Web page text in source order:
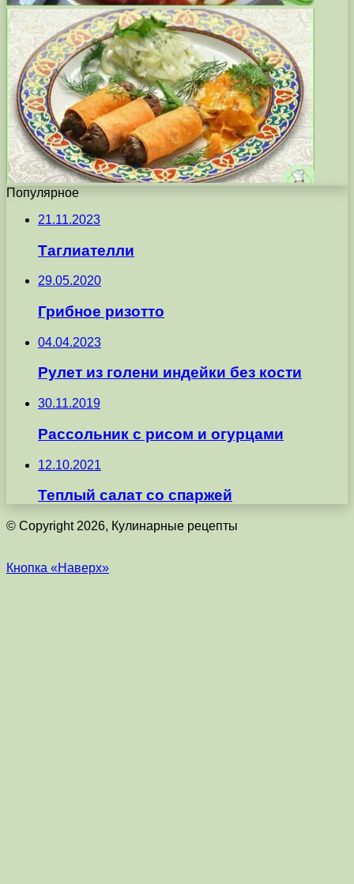
Популярное
21.11.2023
Таглиателли
29.05.2020
Грибное ризотто
04.04.2023
Рулет из голени индейки без кости
30.11.2019
Рассольник с рисом и огурцами
12.10.2021
Теплый салат со спаржей
© Copyright 2026, Кулинарные рецепты
Кнопка «Наверх»